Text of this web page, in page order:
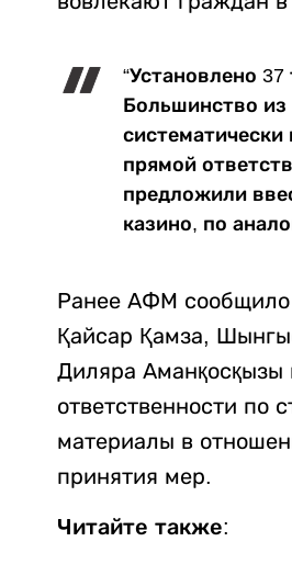
“Установлено
Большинство
систематически
прямой
предложили
казино, по
Ранее АФМ сообщило
Қайсар Қамза,
Диляра Аманқосқызы
ответственности по
материалы в
принятия мер.
Читайте также: